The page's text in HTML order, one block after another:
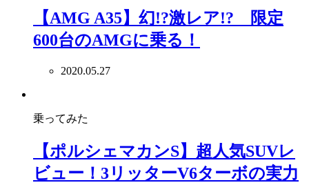
【AMG A35】幻!?激レア!? 限定
600台のAMGに乗る！
2020.05.27
乗ってみた
【ポルシェマカンS】超人気SUVレ
ビュー！3リッターV6ターボの実力